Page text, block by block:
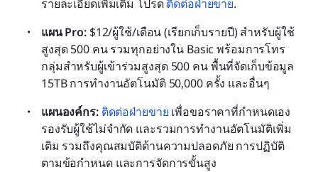
รายละเอียดเพิ่มเติม โปรด ติดต่อฝ่ายขาย.
แผน Pro: $12/ผู้ใช้/เดือน (เรียกเก็บรายปี) สำหรับผู้ใช้
สูงสุด 500 คน รวมทุกอย่างใน Basic พร้อมการโทร
กลุ่มสำหรับผู้เข้าร่วมสูงสุด 500 คน พื้นที่จัดเก็บข้อมูล
15TB การทำงานอัตโนมัติ 50,000 ครั้ง และอื่นๆ
แผนองค์กร: ติดต่อฝ่ายขาย เพื่อขอราคาที่กำหนดเอง
รองรับผู้ใช้ไม่จำกัด และรวมการทำงานอัตโนมัติเพิ่ม
เติม รวมถึงคุณสมบัติด้านความปลอดภัย การปฏิบัติ
ตามข้อกำหนด และการจัดการขั้นสูง